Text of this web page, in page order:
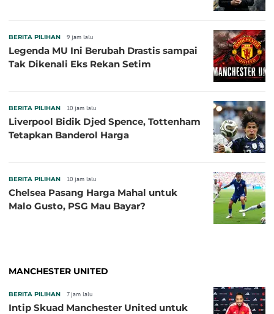
BERITA PILIHAN 9 jam lalu
Legenda MU Ini Berubah Drastis sampai
Tak Dikenali Eks Rekan Setim
BERITA PILIHAN 10 jam lalu
Liverpool Bidik Djed Spence, Tottenham
Tetapkan Banderol Harga
BERITA PILIHAN 10 jam lalu
Chelsea Pasang Harga Mahal untuk
Malo Gusto, PSG Mau Bayar?
MANCHESTER UNITED
BERITA PILIHAN 7 jam lalu
Intip Skuad Manchester United untuk